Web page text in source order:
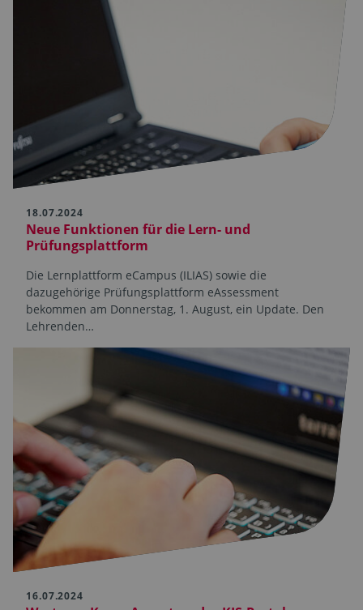
18.07.2024
Neue Funktionen für die Lern- und
Prüfungsplattform
Die Lernplattform eCampus (ILIAS) sowie die
dazugehörige Prüfungsplattform eAssessment
bekommen am Donnerstag, 1. August, ein Update. Den
Lehrenden…
16.07.2024